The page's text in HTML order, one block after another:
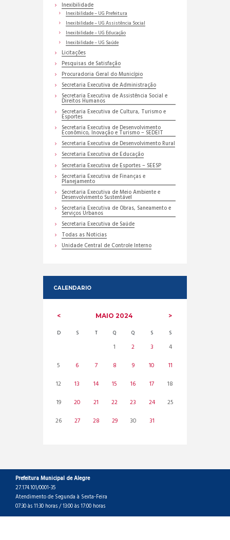
Inexibilidade
Inexibilidade – UG Prefeitura
Inexibilidade – UG Assistência Social
Inexibilidade – UG Educação
Inexibilidade – UG Saúde
Licitações
Pesquisas de Satisfação
Procuradoria Geral do Município
Secretaria Executiva de Administração
Secretaria Executiva de Assistência Social e
Direitos Humanos
Secretaria Executiva de Cultura, Turismo e
Esportes
Secretaria Executiva de Desenvolvimento
Econômico, Inovação e Turismo – SEDEIT
Secretaria Executiva de Desenvolvimento Rural
Secretaria Executiva de Educação
Secretaria Executiva de Esportes – SEESP
Secretaria Executiva de Finanças e
Planejamento
Secretaria Executiva de Meio Ambiente e
Desenvolvimento Sustentável
Secretaria Executiva de Obras, Saneamento e
Serviços Urbanos
Secretaria Executiva de Saúde
Todas as Noticias
Unidade Central de Controle Interno
CALENDARIO
MAIO2024
D S T Q Q S S
1 2 3
4
5
6 7 8 9 10
11
12
13 14 15 16 17
18
19
20 21 22 23 24
25
26
27 28 29 30 31
Prefeitura Municipal de Alegre
27.174.101/0001-35
Atendimento de Segunda à Sexta-Feira
07:30 às 11:30 horas / 13:00 às 17:00 horas